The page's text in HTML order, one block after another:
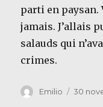
parti en paysan.
jamais. J’allais
salauds qui
crimes.
Auteur
Emilio
Publié
30